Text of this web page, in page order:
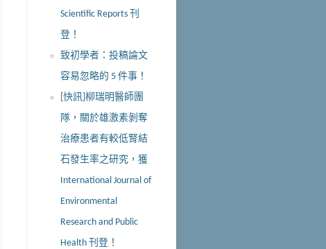
Scientific Reports 刊
登！
致初學者：投稿論文
容易忽略的 5 件事！
[快訊]柳瑞明醫師團
隊，關於雄激素剝奪
治療患者有較低腎結
石發生率之研究，獲
International Journal of
Environmental
Research and Public
Health 刊登！